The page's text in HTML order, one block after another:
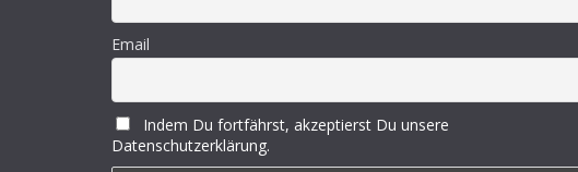
Email
Indem Du fortfährst, akzeptierst Du unsere
Datenschutzerklärung.